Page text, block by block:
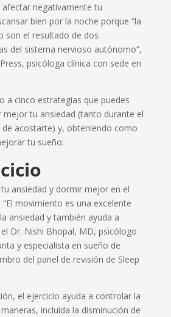
afectar negativamente tu
bien por la noche porque “la
son el resultado de dos
del sistema nervioso autónomo”,
psicóloga clínica con sede en
a cinco estrategias que puedes
mejor tu ansiedad (tanto durante el
acostarte) y, obteniendo como
tu sueño:
ansiedad y dormir mejor en el
movimiento es una excelente
ansiedad y también ayuda a
Dr. Nishi Bhopal, MD, psicólogo
y especialista en sueño de
del panel de revisión de Sleep
el ejercicio ayuda a controlar la
incluida la disminución de